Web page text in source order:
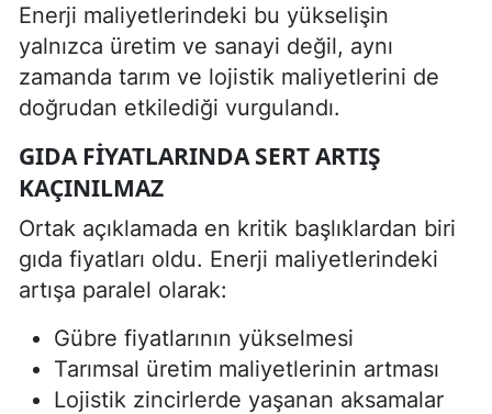
Enerji maliyetlerindeki bu yükselişin
yalnızca üretim ve sanayi değil, aynı
zamanda tarım ve lojistik maliyetlerini de
doğrudan etkilediği vurgulandı.
GIDA FIYATLARINDA SERT ARTIŞ
KAÇINILMAZ
Ortak açıklamada en kritik başlıklardan biri
gıda fiyatları oldu. Enerji maliyetlerindeki
artışa paralel olarak:
Gübre fiyatlarının yükselmesi
Tarımsal üretim maliyetlerinin artması
Lojistik zincirlerde yaşanan aksamalar